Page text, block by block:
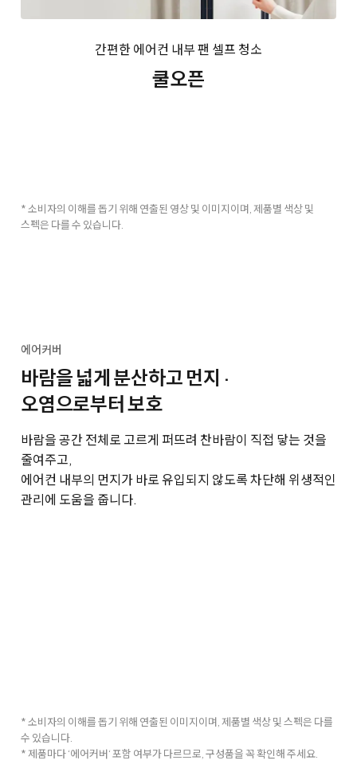
간편한 에어컨 내부 팬 셀프 청소
쿨오픈
* 소비자의 이해를 돕기 위해 연출된 영상 및 이미지이며, 제품별 색상 및
스펙은 다를 수 있습니다.
에어커버
바람을 넓게 분산하고 먼지 ·
오염으로부터 보호
바람을 공간 전체로 고르게 퍼뜨려 찬바람이 직접 닿는 것을
줄여주고,
에어컨 내부의 먼지가 바로 유입되지 않도록 차단해 위생적인
관리에 도움을 줍니다.
* 소비자의 이해를 돕기 위해 연출된 이미지이며, 제품별 색상 및 스펙은 다를
수 있습니다.
* 제품마다 ‘에어커버‘ 포함 여부가 다르므로, 구성품을 꼭 확인해 주세요.